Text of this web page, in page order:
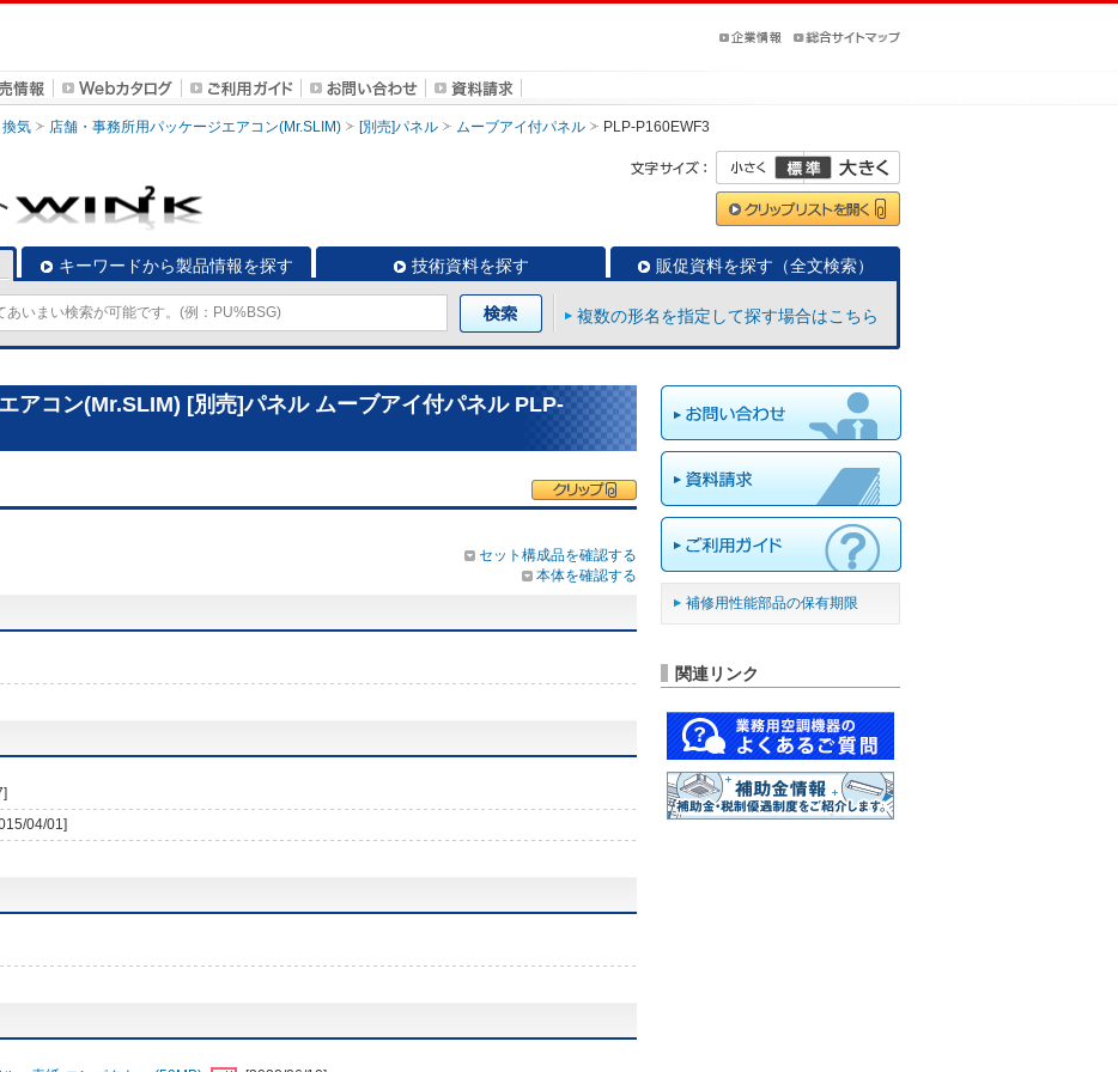
換気 店舗・事務所用パッケージエアコン(Mr.SLIM) [別売]パネル ムーブアイ付パネル PLP-P160EWF3
キーワードから製品情報を探す 技術資料を探す 販促資料を探す（全文検索）
複数の形名を指定して探す場合はこちら
アコン(Mr.SLIM) [別売]パネル ムーブアイ付パネル PLP-
セット構成品を確認する
本体を確認する
04/01]
補修用性能部品の保有期限
関連リンク